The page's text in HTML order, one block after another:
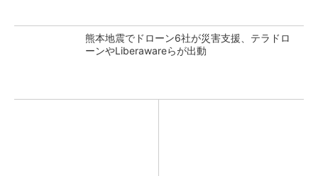
熊本地震でドローン6社が災害支援、テラドロ
ーンやLiberawareらが出動